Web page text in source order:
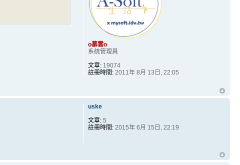
o慕雲o
系統管理員
文章:19074
註冊時間:2011年 8月 13日, 22:05
uske
文章:5
註冊時間:2015年 6月 15日, 22:19